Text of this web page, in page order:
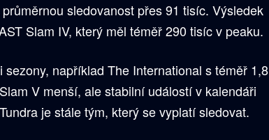
sledovanost přes 91 tisíc. Výsledek
Slam IV, který měl téměř 290 tisíc v peaku.
například The International s téměř 1,8
V menší, ale stabilní událostí v kalendáři
je stále tým, který se vyplatí sledovat.